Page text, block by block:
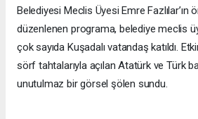
Belediyesi Meclis Üyesi Emre Fazlılar’ın
düzenlenen programa, belediye meclis
çok sayıda Kuşadalı vatandaş katıldı.
sörf tahtalarıyla açılan Atatürk ve Türk
unutulmaz bir görsel şölen sundu.